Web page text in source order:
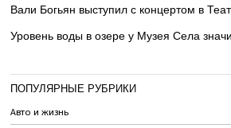
Вали Богьян выступил с концертом в
Уровень воды в озере у Музея Села
ПОПУЛЯРНЫЕ РУБРИКИ
Авто и жизнь